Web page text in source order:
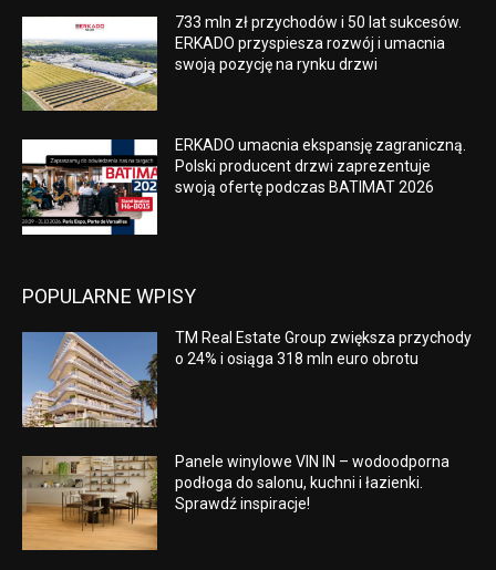
733 mln zł przychodów i 50 lat sukcesów.
ERKADO przyspiesza rozwój i umacnia
swoją pozycję na rynku drzwi
ERKADO umacnia ekspansję zagraniczną.
Polski producent drzwi zaprezentuje
swoją ofertę podczas BATIMAT 2026
POPULARNE WPISY
TM Real Estate Group zwiększa przychody
o 24% i osiąga 318 mln euro obrotu
Panele winylowe VIN IN – wodoodporna
podłoga do salonu, kuchni i łazienki.
Sprawdź inspiracje!